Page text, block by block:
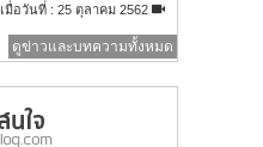
เมื่อวันที่ : 25 ตุลาคม 2562
ดูข่าวและบทความทั้งหมด